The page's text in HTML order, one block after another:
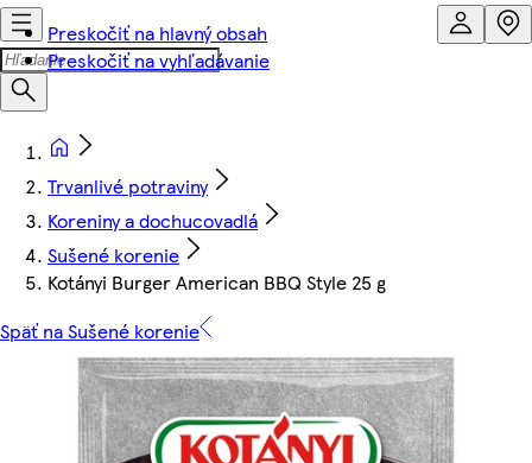
Preskočiť na hlavný obsah
Preskočiť na vyhľadávanie
Trvanlivé potraviny
Koreniny a dochucovadlá
Sušené korenie
Kotányi Burger American BBQ Style 25 g
Späť na Sušené korenie